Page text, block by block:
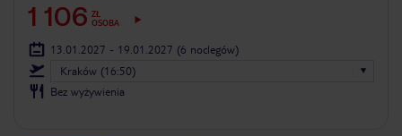
1 106 ZŁ
OSOBA
13.01.2027 - 19.01.2027 (6 noclegów)
Kraków (16:50)
Bez wyżywienia